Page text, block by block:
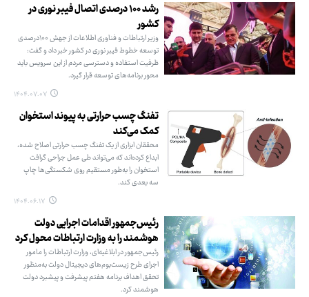
رشد ۱۰۰ درصدی اتصال فیبر نوری در
کشور
وزیر ارتباطات و فناوری اطلاعات از جهش ۱۰۰درصدی
توسعه خطوط فیبر نوری در کشور خبر داد و گفت:
ظرفیت استفاده و دسترسی مردم از این سرویس باید
محور برنامه‌های توسعه قرار گیرد.
۱۴۰۴.۰۷.۰۷
تفنگ چسب حرارتی به پیوند استخوان
کمک می‌کند
محققان ابزاری از یک تفنگ چسب حرارتی اصلاح شده،
ابداع کرده‌اند که می‌تواند طی عمل جراحی گرافت
استخوان را به‌طور مستقیم روی شکستگی‌ها چاپ
سه بعدی کند.
۱۴۰۴.۰۶.۱۷
رئیس‌جمهور اقدامات اجرایی دولت
هوشمند را به وزارت ارتباطات محول کرد
رئیس‌جمهور در ابلاغیه‌ای، وزارت ارتباطات را مامور
اجرای طرح زیست‌بوم‌های دیجیتال دولت به‌منظور
تحقق اهداف برنامه هفتم پیشرفت و پیشبرد دولت
هوشمند کرد.